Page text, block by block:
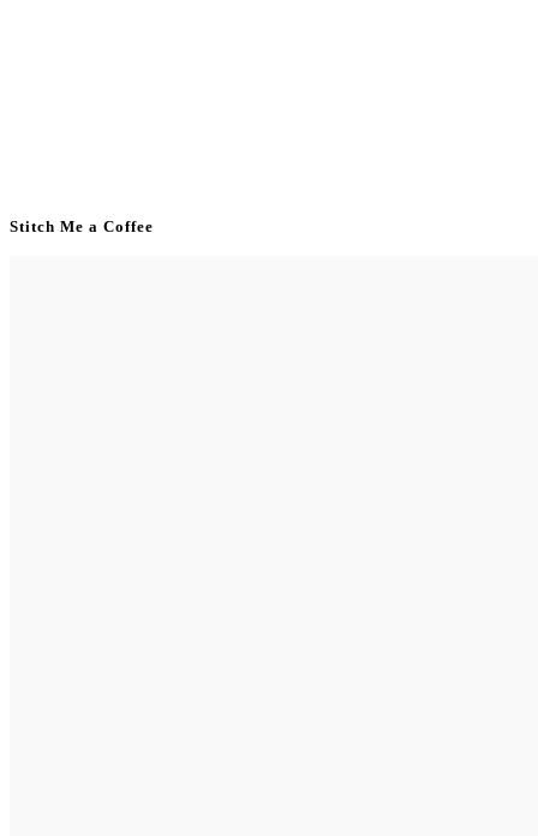
Stitch Me a Coffee